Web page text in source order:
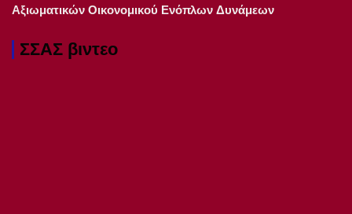
Αξιωματικών Οικονομικού Ενόπλων Δυνάμεων
ΣΣΑΣ βιντεο